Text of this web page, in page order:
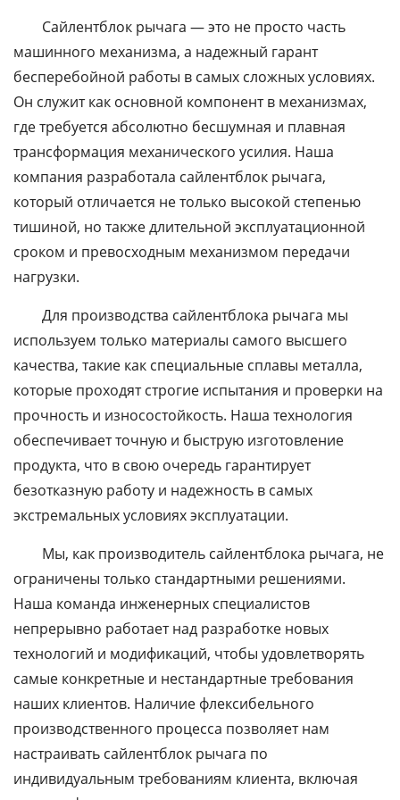
Сайлентблок рычага — это не просто часть
машинного механизма, а надежный гарант
бесперебойной работы в самых сложных условиях.
Он служит как основной компонент в механизмах,
где требуется абсолютно бесшумная и плавная
трансформация механического усилия. Наша
компания разработала сайлентблок рычага,
который отличается не только высокой степенью
тишиной, но также длительной эксплуатационной
сроком и превосходным механизмом передачи
нагрузки.
Для производства сайлентблока рычага мы
используем только материалы самого высшего
качества, такие как специальные сплавы металла,
которые проходят строгие испытания и проверки на
прочность и износостойкость. Наша технология
обеспечивает точную и быструю изготовление
продукта, что в свою очередь гарантирует
безотказную работу и надежность в самых
экстремальных условиях эксплуатации.
Мы, как производитель сайлентблока рычага, не
ограничены только стандартными решениями.
Наша команда инженерных специалистов
непрерывно работает над разработке новых
технологий и модификаций, чтобы удовлетворять
самые конкретные и нестандартные требования
наших клиентов. Наличие флексибельного
производственного процесса позволяет нам
настраивать сайлентблок рычага по
индивидуальным требованиям клиента, включая